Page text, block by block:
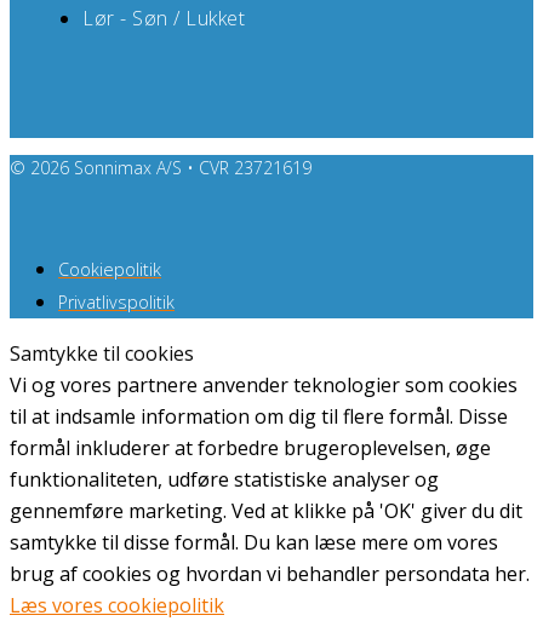
Lør - Søn / Lukket
© 2026 Sonnimax A/S • CVR 23721619
Cookiepolitik
Privatlivspolitik
Samtykke til cookies
Vi og vores partnere anvender teknologier som cookies
til at indsamle information om dig til flere formål. Disse
formål inkluderer at forbedre brugeroplevelsen, øge
funktionaliteten, udføre statistiske analyser og
gennemføre marketing. Ved at klikke på 'OK' giver du dit
samtykke til disse formål. Du kan læse mere om vores
brug af cookies og hvordan vi behandler persondata her.
Læs vores cookiepolitik